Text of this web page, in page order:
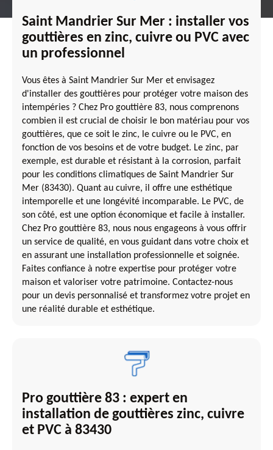
Saint Mandrier Sur Mer : installer vos
gouttières en zinc, cuivre ou PVC avec
un professionnel
Vous êtes à Saint Mandrier Sur Mer et envisagez
d'installer des gouttières pour protéger votre maison des
intempéries ? Chez Pro gouttière 83, nous comprenons
combien il est crucial de choisir le bon matériau pour vos
gouttières, que ce soit le zinc, le cuivre ou le PVC, en
fonction de vos besoins et de votre budget. Le zinc, par
exemple, est durable et résistant à la corrosion, parfait
pour les conditions climatiques de Saint Mandrier Sur
Mer (83430). Quant au cuivre, il offre une esthétique
intemporelle et une longévité incomparable. Le PVC, de
son côté, est une option économique et facile à installer.
Chez Pro gouttière 83, nous nous engageons à vous offrir
un service de qualité, en vous guidant dans votre choix et
en assurant une installation professionnelle et soignée.
Faites confiance à notre expertise pour protéger votre
maison et valoriser votre patrimoine. Contactez-nous
pour un devis personnalisé et transformez votre projet en
une réalité durable et esthétique.
Pro gouttière 83 : expert en
installation de gouttières zinc, cuivre
et PVC à 83430